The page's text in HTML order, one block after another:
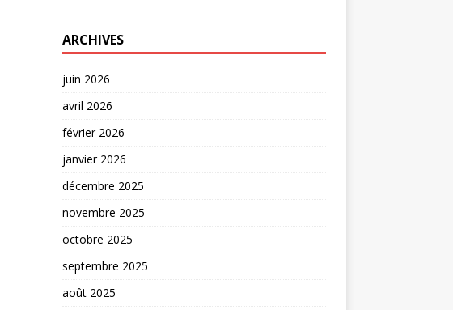
ARCHIVES
juin 2026
avril 2026
février 2026
janvier 2026
décembre 2025
novembre 2025
octobre 2025
septembre 2025
août 2025